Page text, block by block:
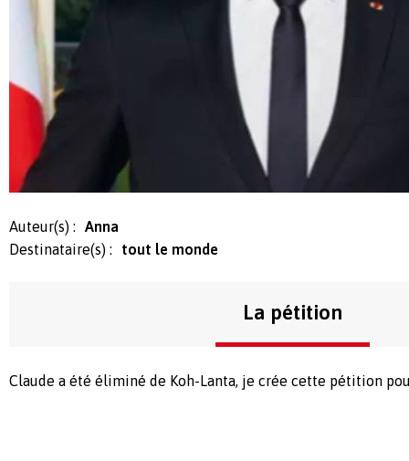
Auteur(s) :
Anna
Destinataire(s) :
tout le monde
La pétition
Claude a été éliminé de Koh-Lanta, je crée cette pétition